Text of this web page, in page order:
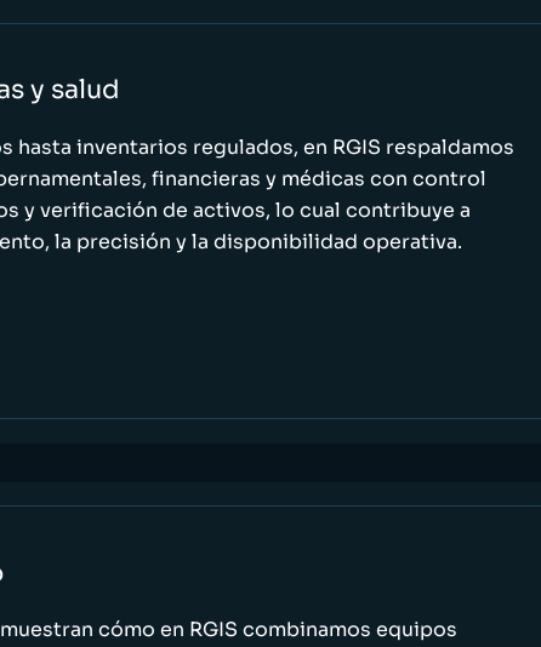
y salud
hasta inventarios regulados, en RGIS respaldamos
financieras y médicas con control
y verificación de activos, lo cual contribuye a
la precisión y la disponibilidad operativa.
cómo en RGIS combinamos equipos